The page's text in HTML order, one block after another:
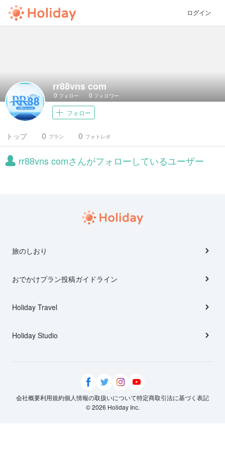
ログイン
rr88vns com
0 フォロー 0 フォロワー
フォロー
トップ プラン
0 フォトレポ
0
rr88vns comさんがフォローしているユーザー
旅のしおり
おでかけプラン投稿ガイドライン
Holiday Travel
Holiday Studio
会社概要利用規約個人情報の取扱いについて特定商取引法に基づく表記
© 2026 Holiday Inc.